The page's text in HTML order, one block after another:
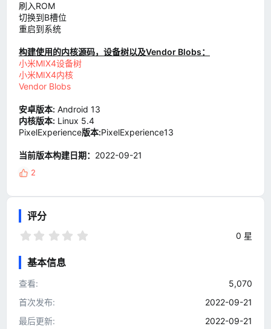
刷入ROM
切换到B槽位
重启到系统
构建使用的内核源码，设备树以及Vendor Blobs：
小米MIX4设备树
小米MIX4内核
Vendor Blobs
安卓版本: Android 13
内核版本: Linux 5.4
PixelExperience版本:PixelExperience13
当前版本构建日期： 2022-09-21
反
:
2
评分
0 星
基本信息
查看
5,070
首次发布
2022-09-21
最后更新
2022-09-21